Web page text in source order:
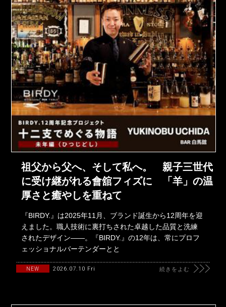
祖父から父へ、そして私へ。 親子三世代
に受け継がれる會舘フィズに 「羊」の温
厚さと癒やしを重ねて
『BIRDY.』は2025年11月、ブランド誕生から12周年を迎
えました。職人技術に裏打ちされた卓越した品質と洗練
されたデザイン――。『BIRDY.』の12年は、常にプロフ
ェッショナルバーテンダーとと
NEW 2026.07.10 Fri 続きをよむ